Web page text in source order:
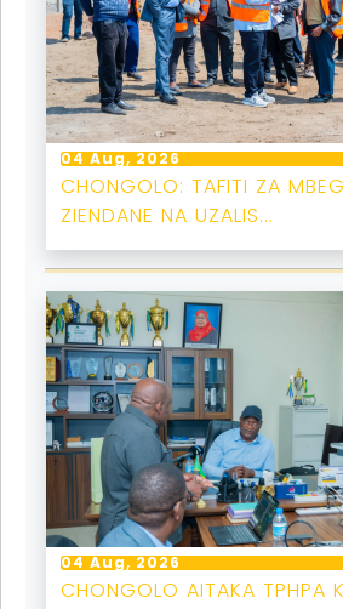
04 Aug, 2026
CHONGOLO: TAFITI ZA
ZIENDANE NA UZALIS...
04 Aug, 2026
CHONGOLO AITAKA TPHPA